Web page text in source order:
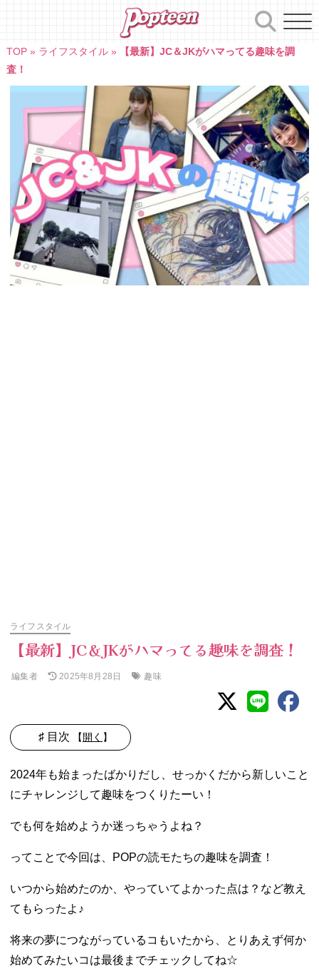
TOP» ライフスタイル»
【最新】JC＆JKがハマってる趣味を調
査！
ライフスタイル
【最新】JC＆JKがハマってる趣味を調査！
編集者 2025年8月28日 趣味
♯ 目次 【開く 】
つか憧れの人と
共演したい♡
イラストでアイ
現！
03. 【神社巡り】
その効果でPOP
に出る夢も叶っ
04. 【勉強】ヒマ
があったら復習
2024年も始まったばかりだし、せっかくだから新しいこと
にチャレンジして趣味をつくりたーい！
でも何を始めようか迷っちゃうよね？
ってことで今回は、POPの読モたちの趣味を調査！
いつから始めたのか、やっていてよかった点は？など教え
てもらったよ♪
将来の夢につながっているコもいたから、とりあえず何か
始めてみたいコは最後までチェックしてね☆